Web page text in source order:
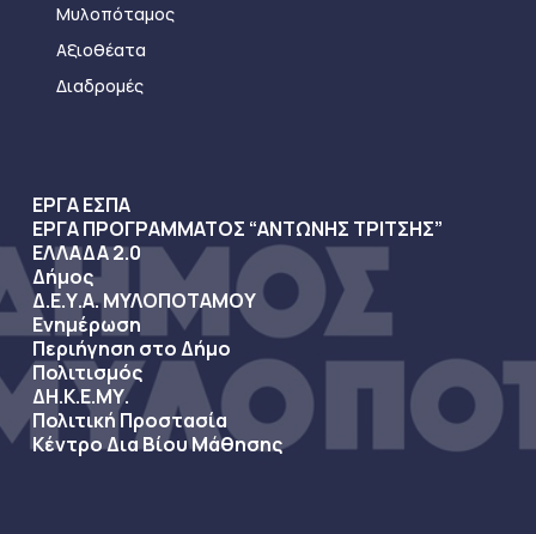
Μυλοπόταμος
Αξιοθέατα
Διαδρομές
ΕΡΓΑ ΕΣΠΑ
ΕΡΓΑ ΠΡΟΓΡΑΜΜΑΤΟΣ “ΑΝΤΩΝΗΣ ΤΡΙΤΣΗΣ”
ΕΛΛΑΔΑ 2.0
Δήμος
Δ.Ε.Υ.Α. ΜΥΛΟΠΟΤΑΜΟΥ
Ενημέρωση
Περιήγηση στο Δήμο
Πολιτισμός
ΔΗ.Κ.Ε.ΜΥ.
Πολιτική Προστασία
Κέντρο Δια Βίου Μάθησης